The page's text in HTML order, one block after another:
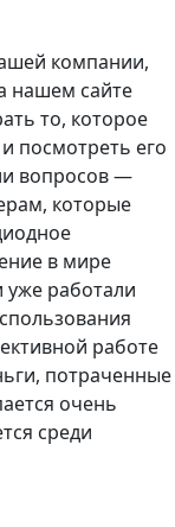
компании,
нашем сайте
то, которое
посмотреть его
вопросов —
которые
в мире
работали
работе
потраченные
очень
среди